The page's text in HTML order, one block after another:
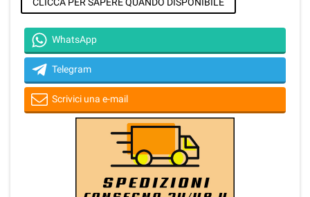
WhatsApp
Telegram
Scrivici una e-mail